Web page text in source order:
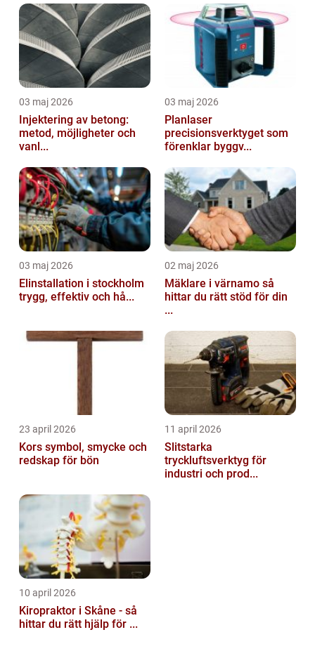
03 maj 2026
Injektering av betong:
metod, möjligheter och
vanl...
03 maj 2026
Planlaser
precisionsverktyget som
förenklar byggv...
03 maj 2026
Elinstallation i stockholm
trygg, effektiv och hå...
02 maj 2026
Mäklare i värnamo så
hittar du rätt stöd för din
...
23 april 2026
Kors symbol, smycke och
redskap för bön
11 april 2026
Slitstarka
tryckluftsverktyg för
industri och prod...
10 april 2026
Kiropraktor i Skåne - så
hittar du rätt hjälp för ...